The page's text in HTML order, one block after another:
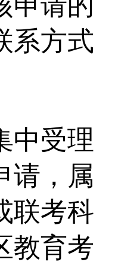
系方式
中受理
请，属
联考科
教育考